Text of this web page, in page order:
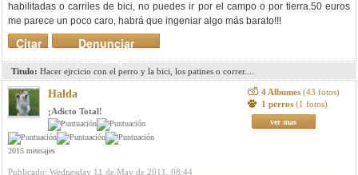
habilitadas o carriles de bici, no puedes ir por el campo o por tierra.50 euros
me parece un poco caro, habrá que ingeniar algo más barato!!!
Denunciar
mensaje
Citar
Titulo: Hacer ejrcicio con el perro y la bici, los patines o correr....
Halda
¡Adicto Total!
2015 mensajes
4 Albumes (43 fotos)
1 perros (1 fotos)
ver mas
Publicado: Wednesday 11 de May de 2011, 08:44